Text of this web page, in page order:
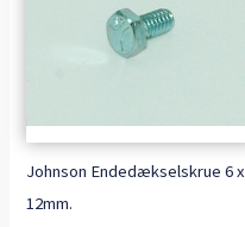
Johnson Endedækselskrue 6 x
12mm.